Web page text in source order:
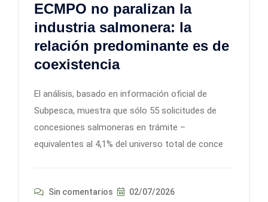
ECMPO no paralizan la
industria salmonera: la
relación predominante es de
coexistencia
El análisis, basado en información oficial de
Subpesca, muestra que sólo 55 solicitudes de
concesiones salmoneras en trámite –
equivalentes al 4,1% del universo total de conce
Sin comentarios 02/07/2026